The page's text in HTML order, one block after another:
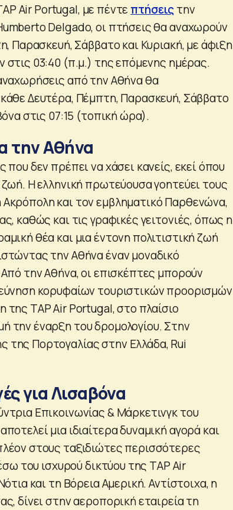
Air Portugal, με πέντε πτήσειςτην
Delgado, οι πτήσεις θα αναχωρούν
Παρασκευή, Σάββατο και Κυριακή, με άφιξη
στις 03:40 (π.μ.) της επόμενης ημέρας.
από την Αθήνα θα
Δευτέρα, Πέμπτη, Παρασκευή, Σάββατο
στις 07:15 (τοπική ώρα).
την Αθήνα
δεν πρέπει να χάσει κανείς, εκεί όπου
Η ελληνική πρωτεύουσα γοητεύει τους
και τον εμβληματικό Παρθενώνα,
καθώς και τις γραφικές γειτονιές, όπως η
θέα και μια έντονη πολιτιστική ζωή
την Αθήνα έναν μοναδικό
την Αθήνα, οι επισκέπτες μπορούν
κορυφαίων τουριστικών προορισμών
της TAP Air Portugal, στο πλαίσιο
την έναρξη του δρομολογίου. Στην
Πορτογαλίας στην Ελλάδα, Rui
για Λισαβόνα
Επικοινωνίας & Μάρκετινγκ του
μια ιδιαίτερα δυναμική αγορά και
στους ταξιδιώτες περισσότερες
του ισχυρού δικτύου της TAP Air
και τη Βόρεια Αμερική. Αντίστοιχα, η
δίνει στην αεροπορική εταιρεία τη